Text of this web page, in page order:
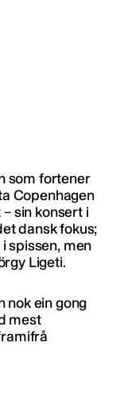
som fortener
Copenhagen
sin konsert i
dansk fokus;
spissen, men
Ligeti.
nok ein gong
mest